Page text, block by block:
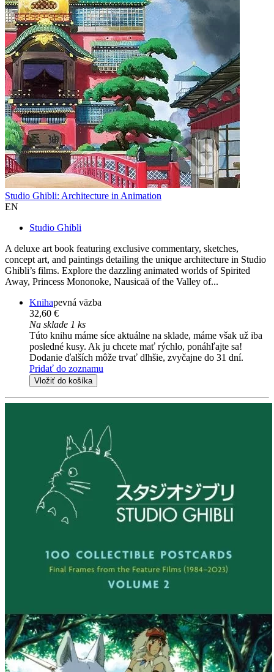
Studio Ghibli: Architecture in Animation
EN
Studio Ghibli
A deluxe art book featuring exclusive commentary, sketches,
concept art, and paintings detailing the unique architecture in Studio
Ghibli’s films. Explore the dazzling animated worlds of Spirited
Away, Princess Mononoke, Nausicaä of the Valley of...
Knihapevná väzba
32,60 €
Na sklade 1 ks
Túto knihu máme síce aktuálne na sklade, máme však už iba
posledné kusy. Ak ju chcete mať rýchlo, ponáhľajte sa!
Dodanie ďalších môže trvať dlhšie, zvyčajne do 31 dní.
Pridať do zoznamu
Vložiť do košíka